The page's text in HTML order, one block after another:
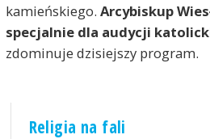
kamieńskiego. Arcybiskup
specjalnie dla audycji
zdominuje dzisiejszy program.
Religia na fali